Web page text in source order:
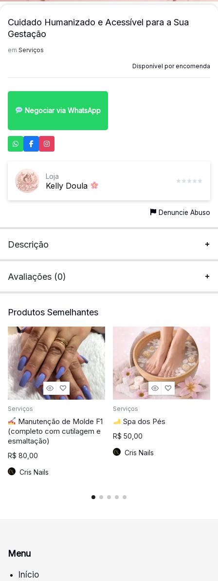
precisa!
Cuidado Humanizado e Acessível para a Sua
Gestação
em Serviços
Disponível por encomenda
Negociar via WhatsApp
Kelly Doula
Loja
Denuncie Abuso
Descrição
Avaliações (0)
Produtos Semelhantes
Serviços
Manutenção de Molde F1
(completo com cutilagem e
esmaltação)
R$ 80,00
Cris Nails
Serviços
Spa dos Pés
R$ 50,00
Cris Nails
Menu
Início